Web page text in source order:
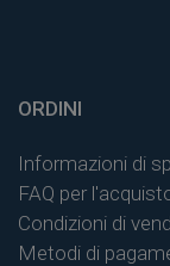
ORDINI
Informazioni di
FAQ per
Condizioni di
Metodi di